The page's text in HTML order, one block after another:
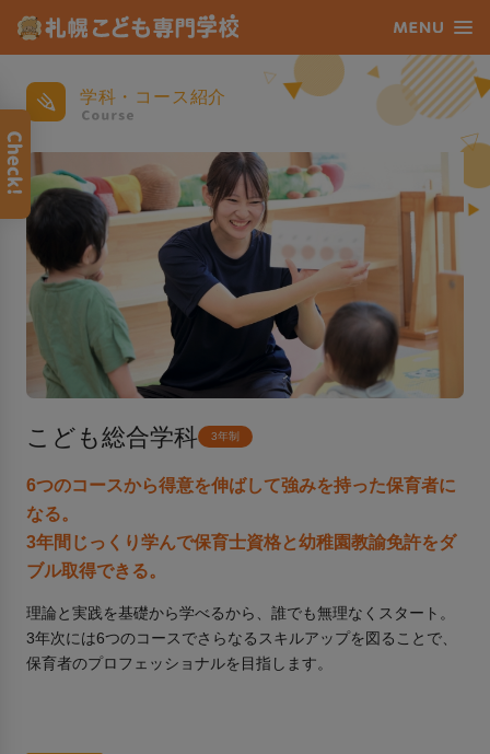
学科・コース紹介
こども総合学科 3年制
6つのコースから得意を伸ばして強みを持った保育者に
なる。
3年間じっくり学んで保育士資格と幼稚園教諭免許をダ
ブル取得できる。
理論と実践を基礎から学べるから、誰でも無理なくスタート。
3年次には6つのコースでさらなるスキルアップを図ることで、
保育者のプロフェッショナルを目指します。